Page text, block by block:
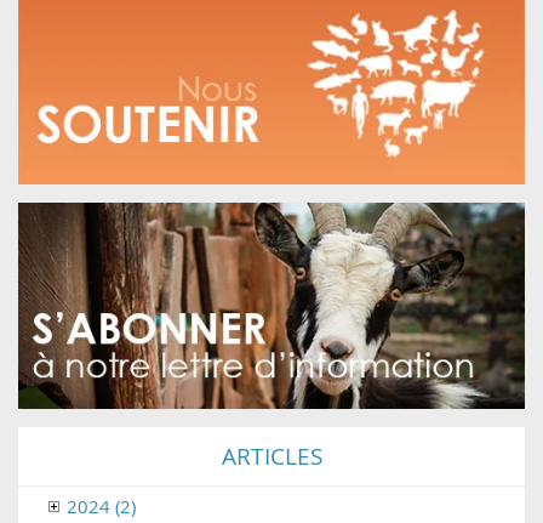
ARTICLES
2024 (2)